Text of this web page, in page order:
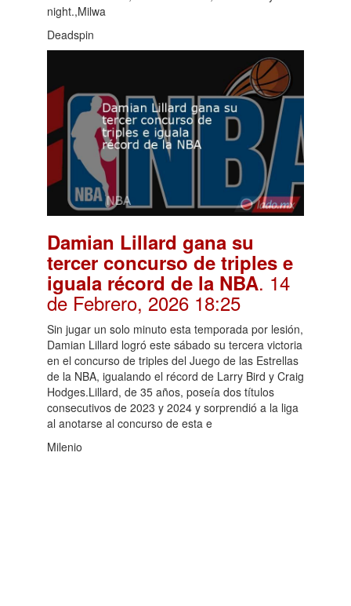
night.,Milwa
Deadspin
Damian Lillard gana su
tercer concurso de triples e
iguala récord de la NBA. 14
de Febrero, 2026 18:25
Sin jugar un solo minuto esta temporada por lesión,
Damian Lillard logró este sábado su tercera victoria
en el concurso de triples del Juego de las Estrellas
de la NBA, igualando el récord de Larry Bird y Craig
Hodges.Lillard, de 35 años, poseía dos títulos
consecutivos de 2023 y 2024 y sorprendió a la liga
al anotarse al concurso de esta e
Milenio